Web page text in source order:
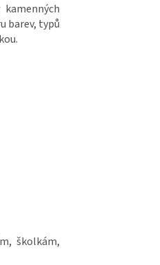
barev, typů
školkám,